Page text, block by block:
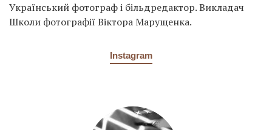
Український фотограф і більдредактор. Викладач
Школи фотографії Віктора Марущенка.
Instagram